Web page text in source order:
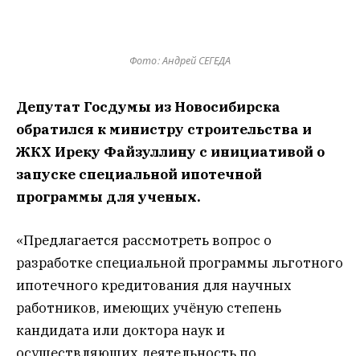
Фото: Андрей СЕГЕДА
Депутат Госдумы из Новосибирска
обратился к министру строительства и
ЖКХ Иреку Файзуллину с инициативой о
запуске специальной ипотечной
программы для ученых.
«Предлагается рассмотреть вопрос о
разработке специальной программы льготного
ипотечного кредитования для научных
работников, имеющих учёную степень
кандидата или доктора наук и